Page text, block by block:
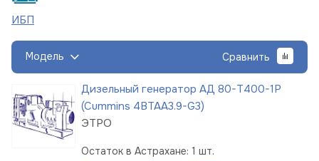
ИБП
Модель Сравнить
Дизельный генератор АД 80-Т400-1Р
(Cummins 4BTAA3.9-G3)
ЭТРО
Остаток в Астрахане: 1 шт.